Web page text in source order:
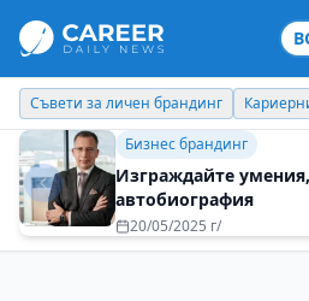
Кариерни съвети Новини Нови
Идеи отвъд границите
Мисленето на всеки
при досега с нова
08/07/2025 г/